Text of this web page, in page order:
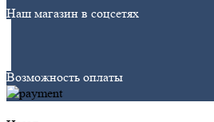
Наш магазин в соцсетях
Возможность оплаты